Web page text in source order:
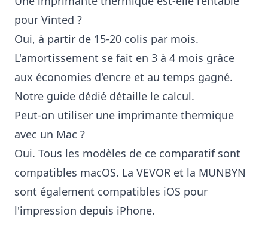
pour Vinted ?
Oui, à partir de 15-20 colis par mois.
L'amortissement se fait en 3 à 4 mois grâce
aux économies d'encre et au temps gagné.
Notre guide dédié détaille le calcul.
Peut-on utiliser une imprimante thermique
avec un Mac ?
Oui. Tous les modèles de ce comparatif sont
compatibles macOS. La VEVOR et la MUNBYN
sont également compatibles iOS pour
l'impression depuis iPhone.